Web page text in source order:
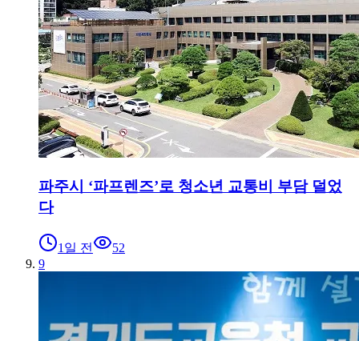
파주시 ‘파프렌즈’로 청소년 교통비 부담 덜었
다
1일 전
52
9